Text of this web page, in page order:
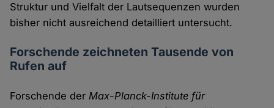
Struktur und Vielfalt der Lautsequenzen wurden
bisher nicht ausreichend detailliert untersucht.
Forschende zeichneten Tausende von
Rufen auf
Forschende derMax-Planck-Institute für